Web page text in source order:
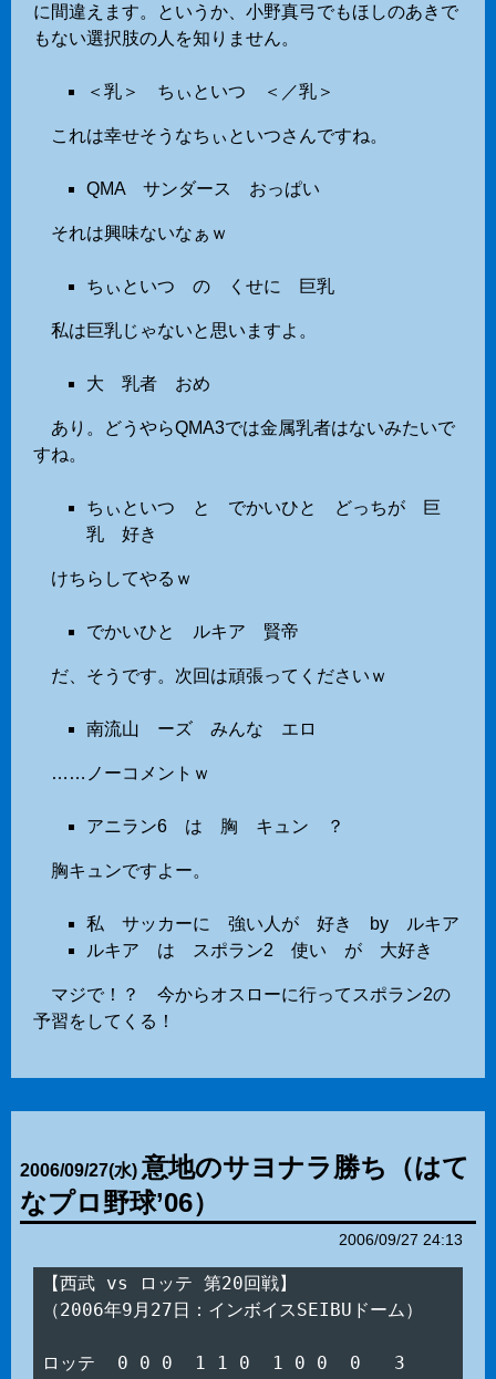
に間違えます。というか、小野真弓でもほしのあきで
もない選択肢の人を知りません。
＜乳＞ ちぃといつ ＜／乳＞
これは幸せそうなちぃといつさんですね。
QMA サンダース おっぱい
それは興味ないなぁｗ
ちぃといつ の くせに 巨乳
私は巨乳じゃないと思いますよ。
大 乳者 おめ
あり。どうやらQMA3では金属乳者はないみたいで
すね。
ちぃといつ と でかいひと どっちが 巨
乳 好き
けちらしてやるｗ
でかいひと ルキア 賢帝
だ、そうです。次回は頑張ってくださいｗ
南流山 ーズ みんな エロ
……ノーコメントｗ
アニラン6 は 胸 キュン ？
胸キュンですよー。
私 サッカーに 強い人が 好き by ルキア
ルキア は スポラン2 使い が 大好き
マジで！？ 今からオスローに行ってスポラン2の
予習をしてくる！
2006/09/27(水) 意地のサヨナラ勝ち（はて
なプロ野球’06）
2006/09/27 24:13
【西武 vs ロッテ 第20回戦】
（2006年9月27日：インボイスSEIBUドーム）
ロッテ  0 0 0  1 1 0  1 0 0  0   3